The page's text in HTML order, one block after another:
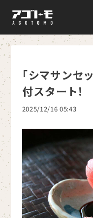
「シマサンセ
付スタート！
2025/12/16 05:43